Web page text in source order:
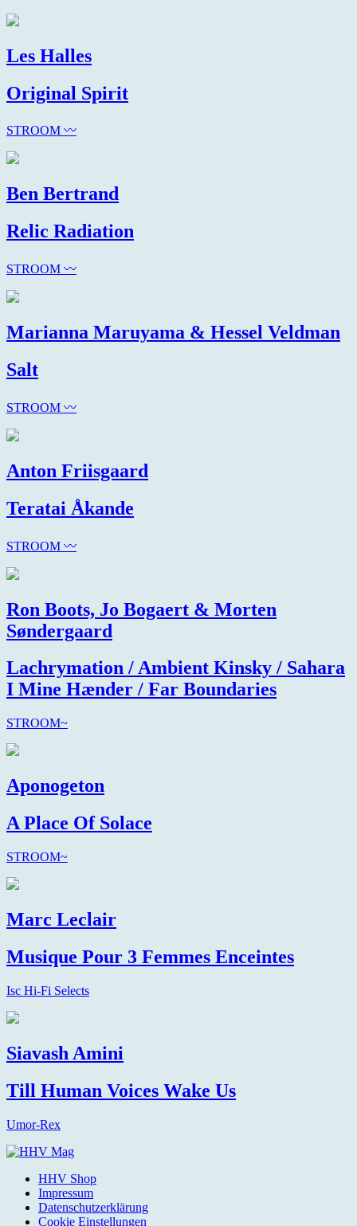
Les Halles
Original Spirit
STROOM 〰
Ben Bertrand
Relic Radiation
STROOM 〰
Marianna Maruyama & Hessel Veldman
Salt
STROOM 〰
Anton Friisgaard
Teratai Åkande
STROOM 〰
Ron Boots, Jo Bogaert & Morten
Søndergaard
Lachrymation / Ambient Kinsky / Sahara
I Mine Hænder / Far Boundaries
STROOM~
Aponogeton
A Place Of Solace
STROOM~
Marc Leclair
Musique Pour 3 Femmes Enceintes
Isc Hi-Fi Selects
Siavash Amini
Till Human Voices Wake Us
Umor-Rex
HHV Shop
Impressum
Datenschutzerklärung
Cookie Einstellungen